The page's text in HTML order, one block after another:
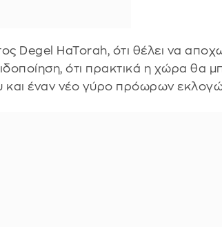
Degel HaTorah, ότι θέλει να
ότι πρακτικά η χώρα θα
και έναν νέο γύρο πρόωρων